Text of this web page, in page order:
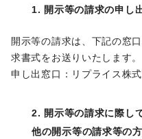
1. 開示等の請求の申し
開示等の請求は、下記の窓
求書式をお送りいたします。
申し出窓口：リプライス株
2. 開示等の請求に際し
他の開示等の請求等の